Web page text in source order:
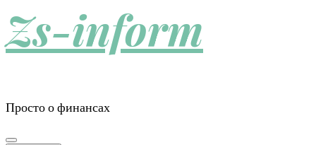
Zs-inform
Просто о финансах